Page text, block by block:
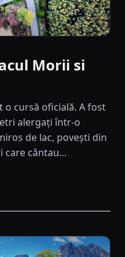
Morii si
o cursă oficială. A fost
alergați într-o
de lac, povești din
care cântau...